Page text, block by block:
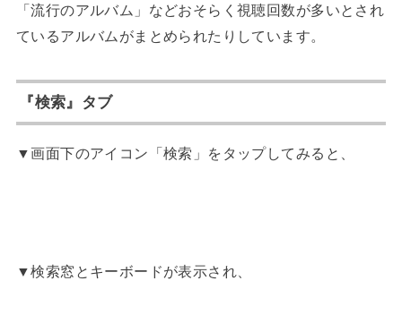
「流行のアルバム」などおそらく視聴回数が多いとされ
ているアルバムがまとめられたりしています。
『検索』タブ
▼画面下のアイコン「検索」をタップしてみると、
▼検索窓とキーボードが表示され、